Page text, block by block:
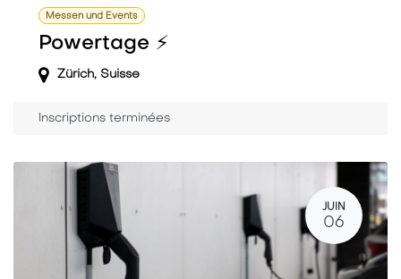
Messen und Events
Powertage ⚡️
Zürich, Suisse
Inscriptions terminées
JUIN
06